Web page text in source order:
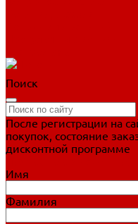
Поиск
После регистрации на
покупок, состояние
дисконтной программе
Имя
Фамилия